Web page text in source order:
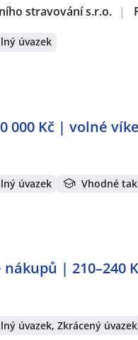
stravování s.r.o. |
úvazek
000 Kč | volné
úvazek Vhodné
| 210–240
úvazek, Zkrácený úvazek